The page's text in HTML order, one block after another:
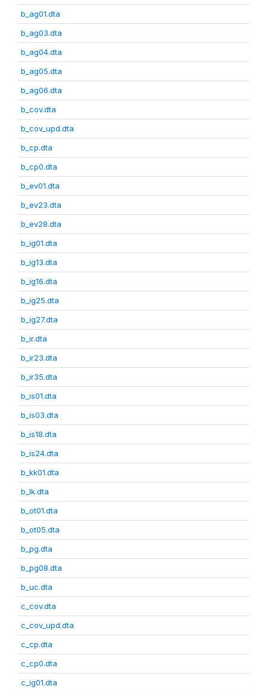
b_ag01.dta
b_ag03.dta
b_ag04.dta
b_ag05.dta
b_ag06.dta
b_cov.dta
b_cov_upd.dta
b_cp.dta
b_cp0.dta
b_ev01.dta
b_ev23.dta
b_ev28.dta
b_ig01.dta
b_ig13.dta
b_ig16.dta
b_ig25.dta
b_ig27.dta
b_ir.dta
b_ir23.dta
b_ir35.dta
b_is01.dta
b_is03.dta
b_is18.dta
b_is24.dta
b_kk01.dta
b_lk.dta
b_ot01.dta
b_ot05.dta
b_pg.dta
b_pg08.dta
b_uc.dta
c_cov.dta
c_cov_upd.dta
c_cp.dta
c_cp0.dta
c_ig01.dta